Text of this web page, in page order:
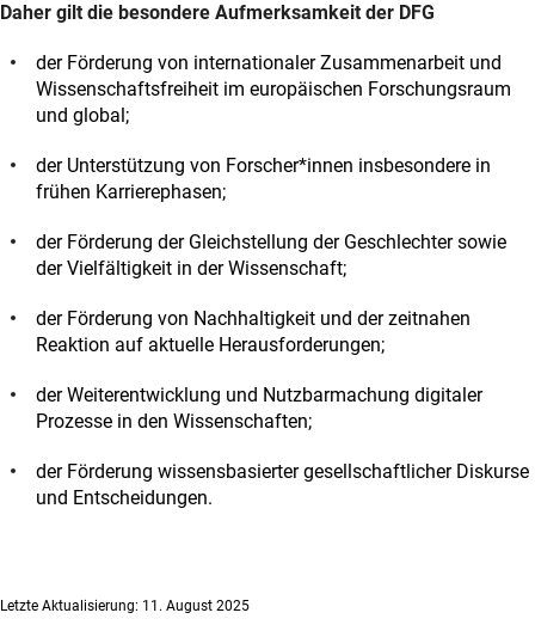
Daher gilt die besondere Aufmerksamkeit der DFG
der Förderung von internationaler Zusammenarbeit und
Wissenschaftsfreiheit im europäischen Forschungsraum
und global;
der Unterstützung von Forscher*innen insbesondere in
frühen Karrierephasen;
der Förderung der Gleichstellung der Geschlechter sowie
der Vielfältigkeit in der Wissenschaft;
der Förderung von Nachhaltigkeit und der zeitnahen
Reaktion auf aktuelle Herausforderungen;
der Weiterentwicklung und Nutzbarmachung digitaler
Prozesse in den Wissenschaften;
der Förderung wissensbasierter gesellschaftlicher Diskurse
und Entscheidungen.
Letzte Aktualisierung: 11. August 2025